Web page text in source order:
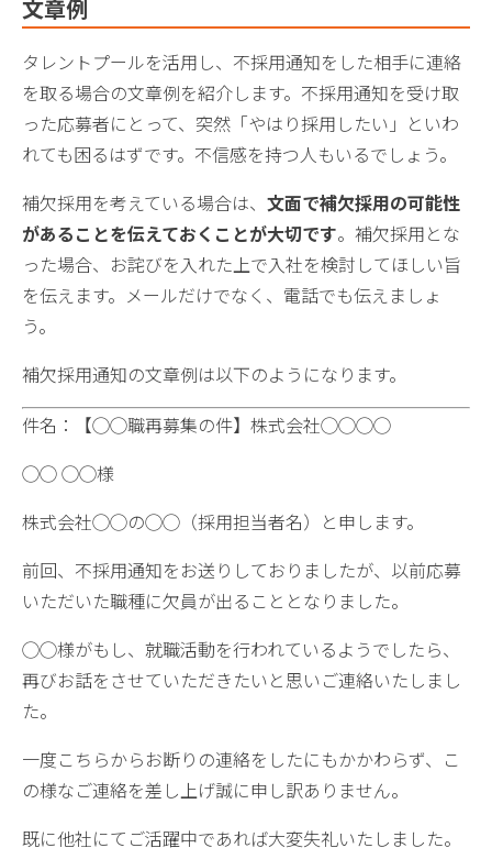
文章例
タレントプールを活用し、不採用通知をした相手に連絡
を取る場合の文章例を紹介します。不採用通知を受け取
った応募者にとって、突然「やはり採用したい」といわ
れても困るはずです。不信感を持つ人もいるでしょう。
補欠採用を考えている場合は、 文面で補欠採用の可能性
があることを伝えておくことが大切です。補欠採用とな
った場合、お詫びを入れた上で入社を検討してほしい旨
を伝えます。メールだけでなく、電話でも伝えましょ
う。
補欠採用通知の文章例は以下のようになります。
件名：【◯◯職再募集の件】株式会社◯◯◯◯
◯◯ ◯◯様
株式会社◯◯の◯◯（採用担当者名）と申します。
前回、不採用通知をお送りしておりましたが、以前応募
いただいた職種に欠員が出ることとなりました。
◯◯様がもし、就職活動を行われているようでしたら、
再びお話をさせていただきたいと思いご連絡いたしまし
た。
一度こちらからお断りの連絡をしたにもかかわらず、こ
の様なご連絡を差し上げ誠に申し訳ありません。
既に他社にてご活躍中であれば大変失礼いたしました。